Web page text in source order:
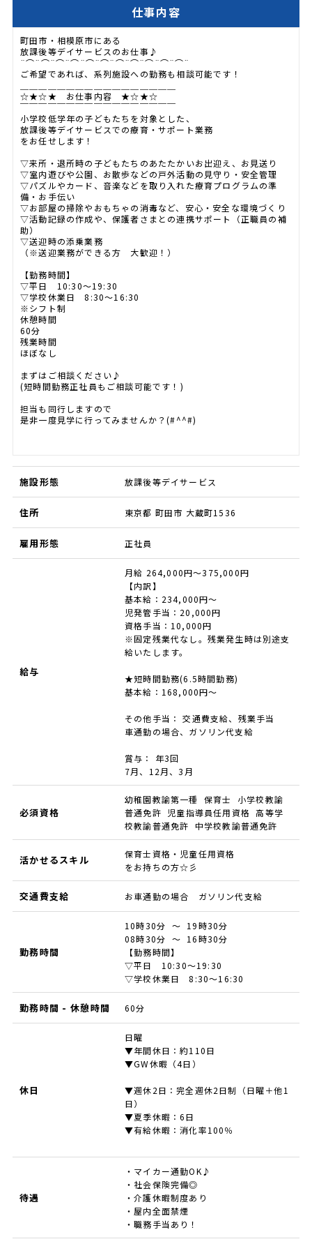
仕事内容
町田市・相模原市にある
放課後等デイサービスのお仕事♪
¨⌒¨⌒¨⌒¨⌒¨⌒¨⌒¨⌒¨⌒¨⌒¨⌒¨⌒¨
ご希望であれば、系列施設への勤務も相談可能です！
☆★☆★ お仕事内容 ★☆★☆
￣￣￣￣￣￣￣￣￣￣￣￣￣￣￣￣￣
小学校低学年の子どもたちを対象とした、
放課後等デイサービスでの療育・サポート業務
をお任せします！
▽来所・退所時の子どもたちのあたたかいお出迎え、お見送り
▽室内遊びや公園、お散歩などの戸外活動の見守り・安全管理
▽パズルやカード、音楽などを取り入れた療育プログラムの準
備・お手伝い
▽お部屋の掃除やおもちゃの消毒など、安心・安全な環境づくり
▽活動記録の作成や、保護者さまとの連携サポート（正職員の補
助）
▽送迎時の添乗業務
（※送迎業務ができる方 大歓迎！）
【勤務時間】
▽平日 10:30～19:30
▽学校休業日 8:30～16:30
※シフト制
休憩時間
60分
残業時間
ほぼなし
まずはご相談ください♪
(短時間勤務正社員もご相談可能です！)
担当も同行しますので
是非一度見学に行ってみませんか？(#^^#)
施設形態 放課後等デイサービス
住所 東京都 町田市 大蔵町1536
雇用形態 正社員
給与
月給 264,000円～375,000円
【内訳】
基本給：234,000円～
児発管手当：20,000円
資格手当：10,000円
※固定残業代なし。残業発生時は別途支
給いたします。
★短時間勤務(6.5時間勤務)
基本給：168,000円～
その他手当： 交通費支給、残業手当
車通勤の場合、ガソリン代支給
賞与： 年3回
7月、12月、3月
必須資格
幼稚園教諭第一種 保育士 小学校教諭
普通免許 児童指導員任用資格 高等学
校教諭普通免許 中学校教諭普通免許
活かせるスキル
保育士資格・児童任用資格
をお持ちの方☆彡
交通費支給 お車通勤の場合 ガソリン代支給
勤務時間
10時30分 ～ 19時30分
08時30分 ～ 16時30分
【勤務時間】
▽平日 10:30～19:30
▽学校休業日 8:30～16:30
勤務時間 - 休憩時間 60分
休日
日曜
▼年間休日：約110日
▼GW休暇（4日）
▼週休2日：完全週休2日制（日曜＋他1
日）
▼夏季休暇：6日
▼有給休暇：消化率100％
待遇
・マイカー通勤OK♪
・社会保険完備◎
・介護休暇制度あり
・屋内全面禁煙
・職務手当あり！